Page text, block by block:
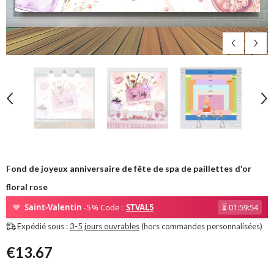
Fond de joyeux anniversaire de fête de spa de paillettes d'or
floral rose
❤ Saint-Valentin -5 % Code : STVAL5 ⏳01:59:53
Expédié sous :3-5 jours ouvrables(hors commandes personnalisées)
€13.67